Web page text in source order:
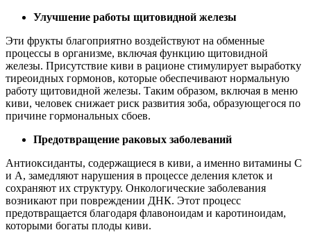
Улучшение работы щитовидной железы
Эти фрукты благоприятно воздействуют на обменные
процессы в организме, включая функцию щитовидной
железы. Присутствие киви в рационе стимулирует выработку
тиреоидных гормонов, которые обеспечивают нормальную
работу щитовидной железы. Таким образом, включая в меню
киви, человек снижает риск развития зоба, образующегося по
причине гормональных сбоев.
Предотвращение раковых заболеваний
Антиоксиданты, содержащиеся в киви, а именно витамины С
и А, замедляют нарушения в процессе деления клеток и
сохраняют их структуру. Онкологические заболевания
возникают при повреждении ДНК. Этот процесс
предотвращается благодаря флавоноидам и каротиноидам,
которыми богаты плоды киви.